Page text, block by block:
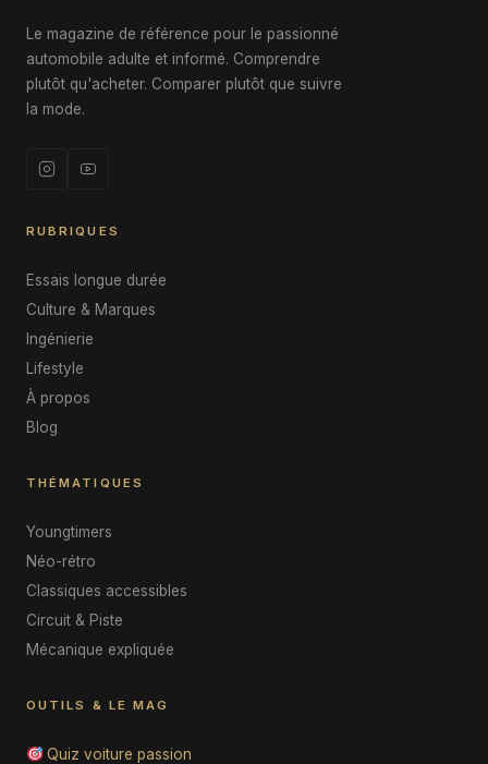
Le magazine de référence pour le passionné
automobile adulte et informé. Comprendre
plutôt qu'acheter. Comparer plutôt que suivre
la mode.
RUBRIQUES
Essais longue durée
Culture & Marques
Ingénierie
Lifestyle
À propos
Blog
THÉMATIQUES
Youngtimers
Néo-rétro
Classiques accessibles
Circuit & Piste
Mécanique expliquée
OUTILS & LE MAG
Quiz voiture passion